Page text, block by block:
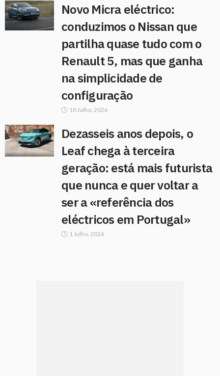
Novo Micra eléctrico:
conduzimos o Nissan que
partilha quase tudo com o
Renault 5, mas que ganha
na simplicidade de
configuração
10 Julho, 2026
Dezasseis anos depois, o
Leaf chega à terceira
geração: está mais futurista
que nunca e quer voltar a
ser a «referência dos
eléctricos em Portugal»
1 Julho, 2026